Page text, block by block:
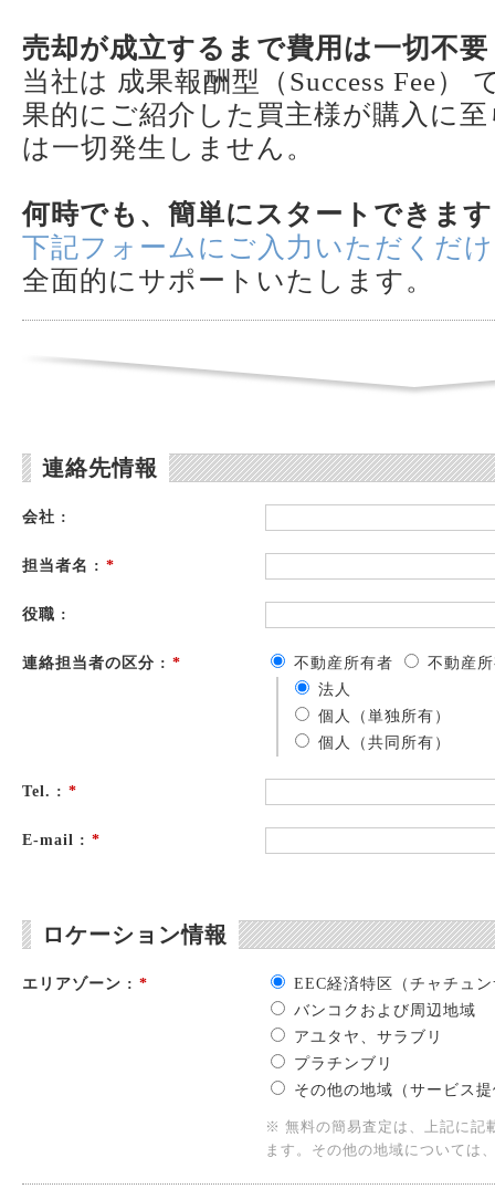
売却が成立するまで費用は一切不要
当社は 成果報酬型（Success Fee）
果的にご紹介した買主様が購入に
は一切発生しません。
何時でも、簡単にスタートできます
下記フォームにご入力いただくだ
全面的にサポートいたします。
連絡先情報
会社 :
担当者名 : *
役職 :
連絡担当者の区分 : * 不動産所有者
不動産
法人
個人（単独所有）
個人（共同所有）
Tel. : *
E-mail : *
ロケーション情報
エリアゾーン : *
EEC経済特区（チャチュ
バンコクおよび周辺地域
アユタヤ、サラブリ
プラチンブリ
その他の地域（サービス
※ 無料の簡易査定は、上記に記
ます。その他の地域については